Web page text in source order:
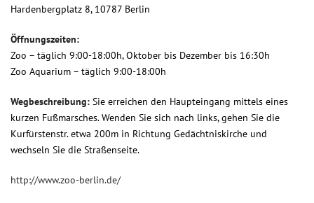
Hardenbergplatz 8, 10787 Berlin
Öffnungszeiten:
Zoo – täglich 9:00-18:00h, Oktober bis Dezember bis 16:30h
Zoo Aquarium – täglich 9:00-18:00h
Wegbeschreibung: Sie erreichen den Haupteingang mittels eines
kurzen Fußmarsches. Wenden Sie sich nach links, gehen Sie die
Kurfürstenstr. etwa 200m in Richtung Gedächtniskirche und
wechseln Sie die Straßenseite.
http://www.zoo-berlin.de/